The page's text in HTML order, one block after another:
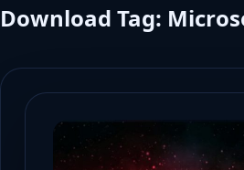
Download Tag: